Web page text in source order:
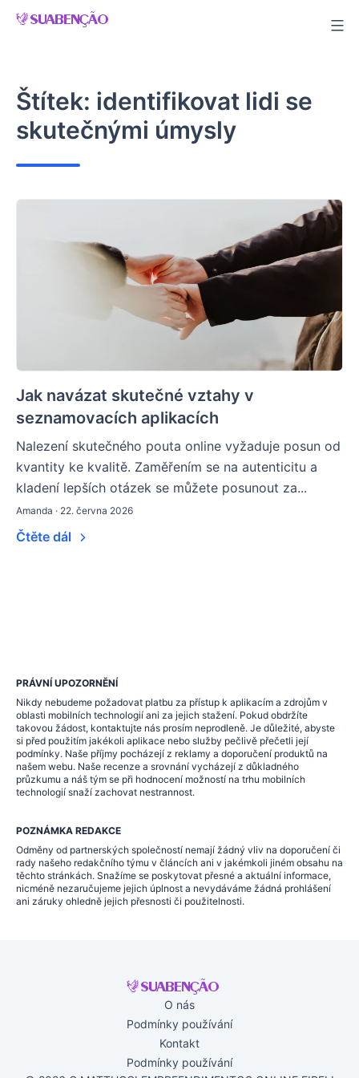
Skip
Štítek: identifikovat lidi se
skutečnými úmysly
Jak navázat skutečné vztahy v
seznamovacích aplikacích
Nalezení skutečného pouta online vyžaduje posun od
kvantity ke kvalitě. Zaměřením se na autenticitu a
kladení lepších otázek se můžete posunout za...
Amanda · 22. června 2026
Čtěte dál
PRÁVNÍ UPOZORNĚNÍ
Nikdy nebudeme požadovat platbu za přístup k aplikacím a zdrojům v
oblasti mobilních technologií ani za jejich stažení. Pokud obdržíte
takovou žádost, kontaktujte nás prosím neprodleně. Je důležité, abyste
si před použitím jakékoli aplikace nebo služby pečlivě přečetli její
podmínky. Naše příjmy pocházejí z reklamy a doporučení produktů na
našem webu. Naše recenze a srovnání vycházejí z důkladného
průzkumu a náš tým se při hodnocení možností na trhu mobilních
technologií snaží zachovat nestrannost.
POZNÁMKA REDAKCE
Odměny od partnerských společností nemají žádný vliv na doporučení či
rady našeho redakčního týmu v článcích ani v jakémkoli jiném obsahu na
těchto stránkách. Snažíme se poskytovat přesné a aktuální informace,
nicméně nezaručujeme jejich úplnost a nevydáváme žádná prohlášení
ani záruky ohledně jejich přesnosti či použitelnosti.
O nás
Podmínky používání
Kontakt
Podmínky používání